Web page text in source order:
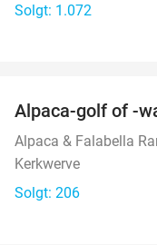
Solgt: 1.072
Alpaca-golf of -
Alpaca & Falabella
Kerkwerve
Solgt: 206